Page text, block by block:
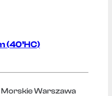
(40’HC)
Warszawa